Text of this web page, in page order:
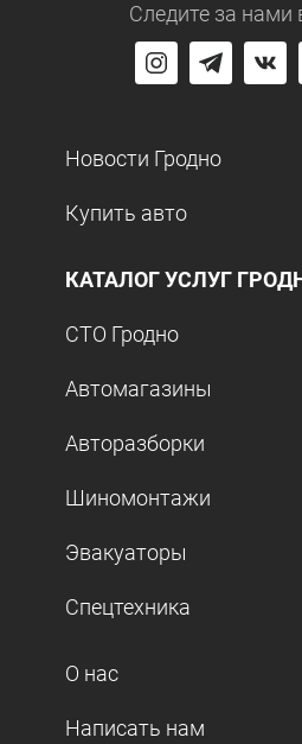
Следите за нами
Новости Гродно
Купить авто
КАТАЛОГ УСЛУГ
СТО Гродно
Автомагазины
Авторазборки
Шиномонтажи
Эвакуаторы
Спецтехника
О нас
Написать нам